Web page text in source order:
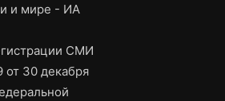
и мире - ИА
СМИ
30 декабря